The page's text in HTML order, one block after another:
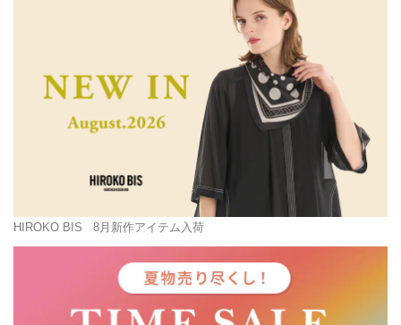
HIROKO BIS 8月新作アイテム入荷